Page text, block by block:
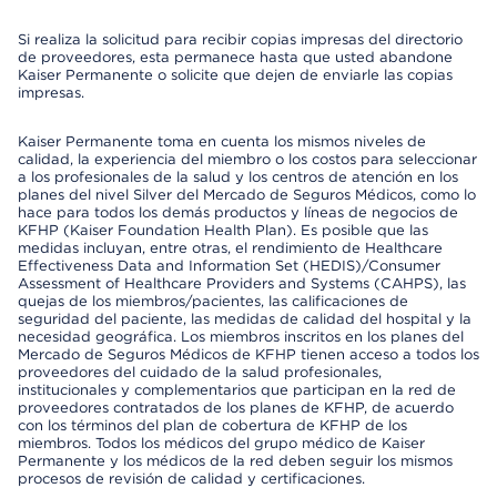
Si realiza la solicitud para recibir copias impresas del directorio
de proveedores, esta permanece hasta que usted abandone
Kaiser Permanente o solicite que dejen de enviarle las copias
impresas.
Kaiser Permanente toma en cuenta los mismos niveles de
calidad, la experiencia del miembro o los costos para seleccionar
a los profesionales de la salud y los centros de atención en los
planes del nivel Silver del Mercado de Seguros Médicos, como lo
hace para todos los demás productos y líneas de negocios de
KFHP (Kaiser Foundation Health Plan). Es posible que las
medidas incluyan, entre otras, el rendimiento de Healthcare
Effectiveness Data and Information Set (HEDIS)/Consumer
Assessment of Healthcare Providers and Systems (CAHPS), las
quejas de los miembros/pacientes, las calificaciones de
seguridad del paciente, las medidas de calidad del hospital y la
necesidad geográfica. Los miembros inscritos en los planes del
Mercado de Seguros Médicos de KFHP tienen acceso a todos los
proveedores del cuidado de la salud profesionales,
institucionales y complementarios que participan en la red de
proveedores contratados de los planes de KFHP, de acuerdo
con los términos del plan de cobertura de KFHP de los
miembros. Todos los médicos del grupo médico de Kaiser
Permanente y los médicos de la red deben seguir los mismos
procesos de revisión de calidad y certificaciones.